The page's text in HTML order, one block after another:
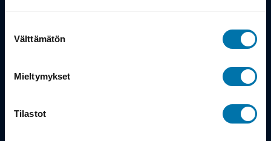
valinta
Välttämätön
Mieltymykset
Tilastot
Maksutavat